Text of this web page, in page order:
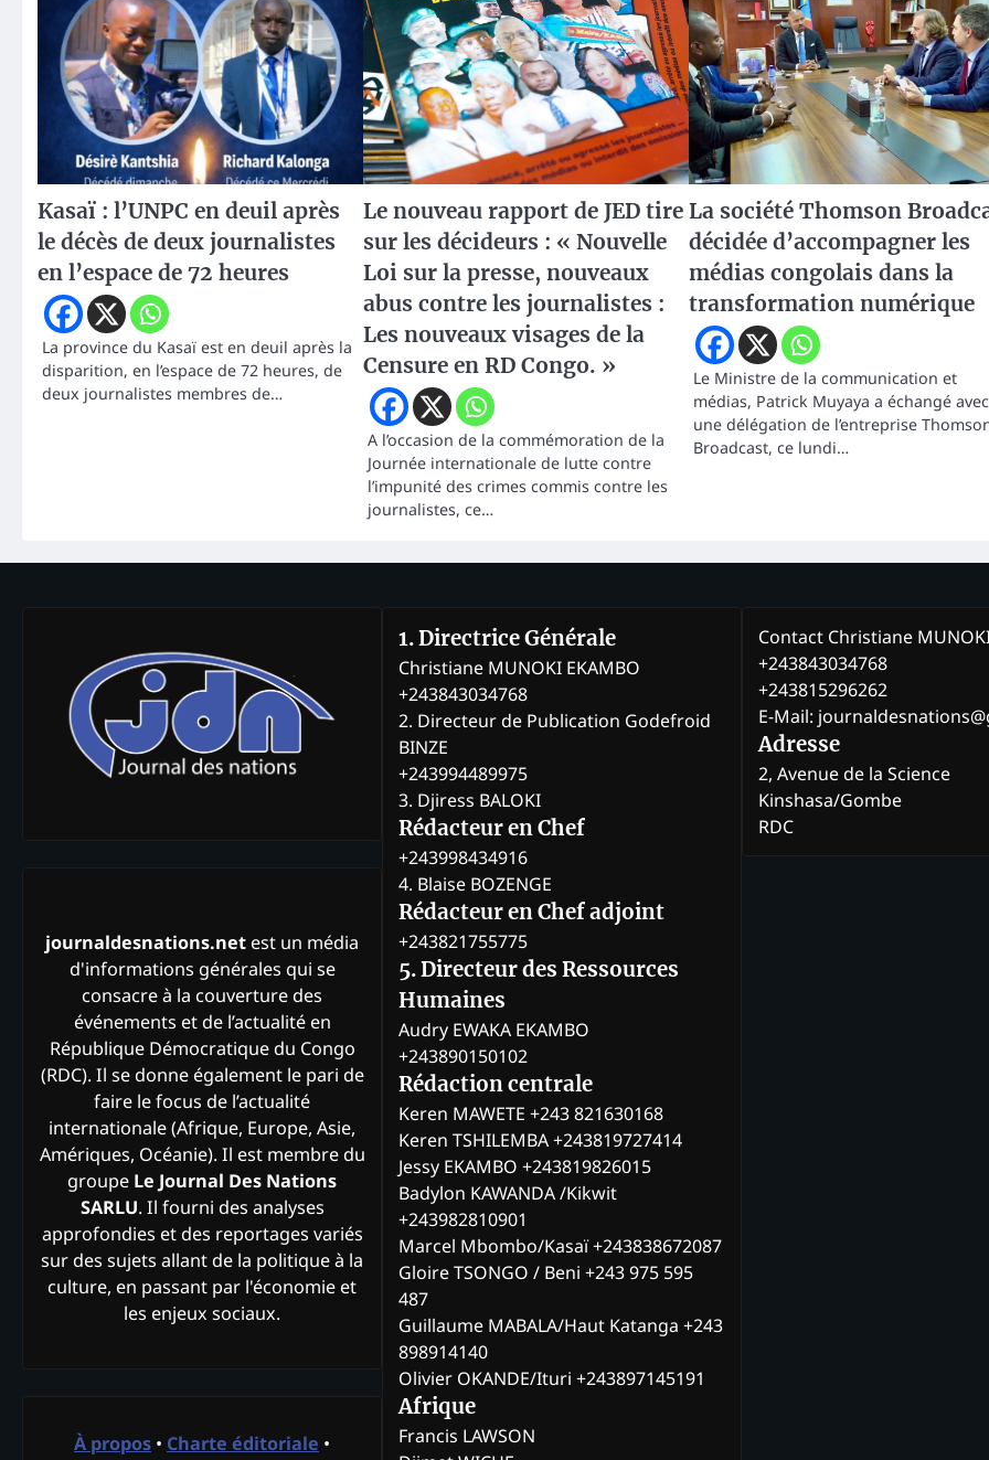
Kasaï : l’UNPC en deuil après
le décès de deux journalistes
en l’espace de 72 heures
La province du Kasaï est en deuil après la
disparition, en l’espace de 72 heures, de
deux journalistes membres de…
Le nouveau rapport de JED tire
sur les décideurs : « Nouvelle
Loi sur la presse, nouveaux
abus contre les journalistes :
Les nouveaux visages de la
Censure en RD Congo. »
A l’occasion de la commémoration de la
Journée internationale de lutte contre
l’impunité des crimes commis contre les
journalistes, ce…
La société Thomson
décidée d’accompagner les
médias congolais dans la
transformation numérique
Le Ministre de la communication et
médias, Patrick Muyaya a échangé avec
une délégation de l’entreprise
Broadcast, ce lundi…
journaldesnations.net est un média
d'informations générales qui se
consacre à la couverture des
événements et de l’actualité en
République Démocratique du Congo
(RDC). Il se donne également le pari de
faire le focus de l’actualité
internationale (Afrique, Europe, Asie,
Amériques, Océanie). Il est membre du
groupe Le Journal Des Nations
SARLU. Il fourni des analyses
approfondies et des reportages variés
sur des sujets allant de la politique à la
culture, en passant par l'économie et
les enjeux sociaux.
À propos • Charte éditoriale •
1. Directrice Générale
Christiane MUNOKI EKAMBO
+243843034768
2. Directeur de Publication Godefroid
BINZE
+243994489975
3. Djiress BALOKI
Rédacteur en Chef
+243998434916
4. Blaise BOZENGE
Rédacteur en Chef adjoint
+243821755775
5. Directeur des Ressources
Humaines
Audry EWAKA EKAMBO
+243890150102
Rédaction centrale
Keren MAWETE +243 821630168
Keren TSHILEMBA +243819727414
Jessy EKAMBO +243819826015
Badylon KAWANDA /Kikwit
+243982810901
Marcel Mbombo/Kasaï +243838672087
Gloire TSONGO / Beni +243 975 595
487
Guillaume MABALA/Haut Katanga +243
898914140
Olivier OKANDE/Ituri +243897145191
Afrique
Francis LAWSON
Contact Christiane
+243843034768
+243815296262
E-Mail:
Adresse
2, Avenue de la Science
Kinshasa/Gombe
RDC